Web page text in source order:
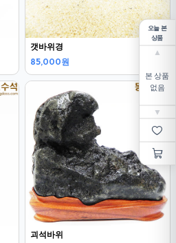
오늘 본
상품
▲
본 상품
없음
▼
갯바위경
85,000원
괴석바위